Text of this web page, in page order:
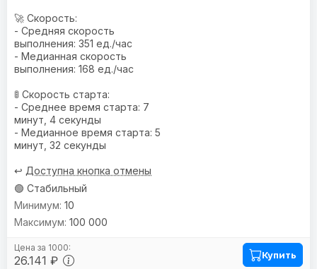
🚀 Скорость:
- Средняя скорость
выполнения: 351 ед./час
- Медианная скорость
выполнения: 168 ед./час
🚦 Скорость старта:
- Среднее время старта: 7
минут, 4 секунды
- Медианное время старта: 5
минут, 32 секунды
↩️ Доступна кнопка отмены
🟢 Стабильный
26.141 ₽
10
100 000
Купить